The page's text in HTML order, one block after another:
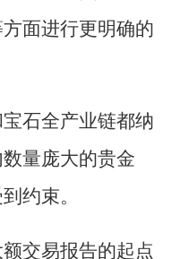
面进行更明确的
宝石全产业链都纳
量庞大的贵金
约束。
交易报告的起点